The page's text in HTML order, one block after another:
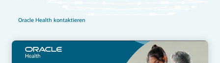
Oracle Health kontaktieren